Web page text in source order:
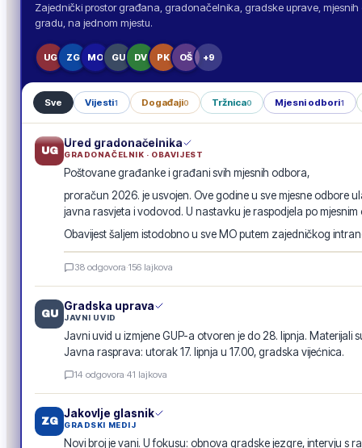
Zajednički prostor građana, gradonačelnika, gradske uprave,
gradu, na jednom mjestu.
UG ZG MO GU DV PK OŠ +9
Sve Vijesti1 Događaji0 Tržnica0 Mjesni odbori1
UG
Ured gradonačelnika
GRADONAČELNIK · OBAVIJEST
Poštovane građanke i građani svih mjesnih odbora,
proračun 2026. je usvojen. Ove godine u sve mjesne odbore
javna rasvjeta i vodovod. U nastavku je raspodjela po mjesnim
Obavijest šaljem istodobno u sve MO putem zajedničkog
GRADSKA OBAVIJEST
Raspodjela investicija 2026. · po mjesnim odborima
38 odgovora·156 lajkova
GU
Gradska uprava
JAVNI UVID
Javni uvid u izmjene GUP-a otvoren je do 28. lipnja. Materijali
Javna rasprava: utorak 17. lipnja u 17.00, gradska vijećnica.
14 odgovora·41 lajkova
ZG
Jakovlje glasnik
GRADSKI MEDIJ
Novi broj je vani. U fokusu: obnova gradske jezgre, intervju s